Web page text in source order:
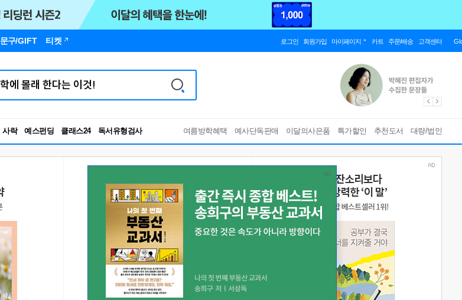
문구/GIFT 티켓 로그인 회원가입 마이페이지 카트 주문/배송 고객센터
사락 예스펀딩 클래스24
RBTI Lab
독서유형검사
여름방학혜택 예사단독판매 이달의사은품 특가할인 추천도서 대량/법인